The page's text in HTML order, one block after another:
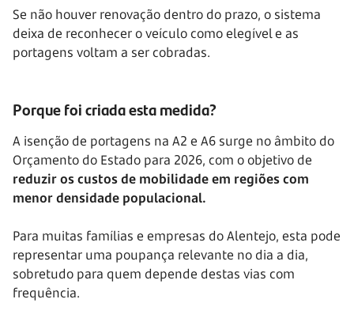
Se não houver renovação dentro do prazo, o sistema
deixa de reconhecer o veículo como elegível e as
portagens voltam a ser cobradas.
Porque foi criada esta medida?
A isenção de portagens na A2 e A6 surge no âmbito do
Orçamento do Estado para 2026, com o objetivo de
reduzir os custos de mobilidade em regiões com
menor densidade populacional.
Para muitas famílias e empresas do Alentejo, esta pode
representar uma poupança relevante no dia a dia,
sobretudo para quem depende destas vias com
frequência.